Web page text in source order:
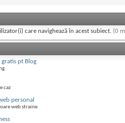
care navighează în acest subiect. (0
gratis pt Blog
caz
personal
web straine